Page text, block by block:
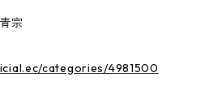
宗
categories/4981500